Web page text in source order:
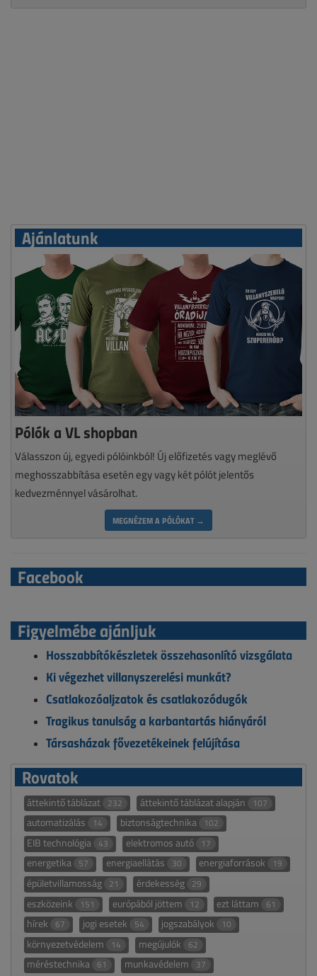
Ajánlatunk
Pólók a VL shopban
Válasszon új, egyedi pólóinkból! Új előfizetés vagy meglévő
meghosszabbítása esetén egy vagy két pólót jelentős
kedvezménnyel vásárolhat.
MEGNÉZEM A PÓLÓKAT →
Facebook
Figyelmébe ajánljuk
Hosszabbítókészletek összehasonlító vizsgálata
Ki végezhet villanyszerelési munkát?
Csatlakozóaljzatok és csatlakozódugók
Tragikus tanulság a karbantartás hiányáról
Társasházak fővezetékeinek felújítása
Rovatok
áttekintő táblázat 232 áttekintő táblázat alapján 107
automatizálás 14 biztonságtechnika 102
EIB technológia 43 elektromos autó 17
energetika 57 energiaellátás 30 energiaforrások 19
épületvillamosság 21 érdekesség 29
eszközeink 151 európából jöttem 12 ezt láttam 61
hírek 67 jogi esetek 54 jogszabályok 10
környezetvédelem 14 megújulók 62
méréstechnika 61 munkavédelem 37